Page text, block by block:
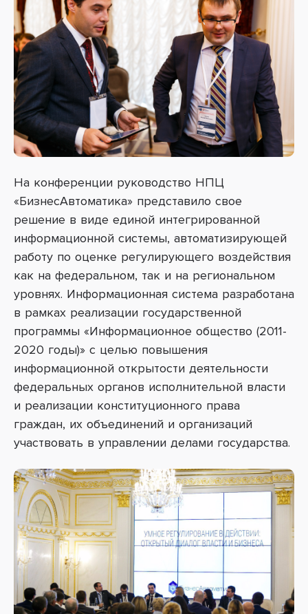
На конференции руководство НПЦ
«БизнесАвтоматика» представило свое
решение в виде единой интегрированной
информационной системы, автоматизирующей
работу по оценке регулирующего воздействия
как на федеральном, так и на региональном
уровнях. Информационная система разработана
в рамках реализации государственной
программы «Информационное общество (2011-
2020 годы)» с целью повышения
информационной открытости деятельности
федеральных органов исполнительной власти
и реализации конституционного права
граждан, их объединений и организаций
участвовать в управлении делами государства.